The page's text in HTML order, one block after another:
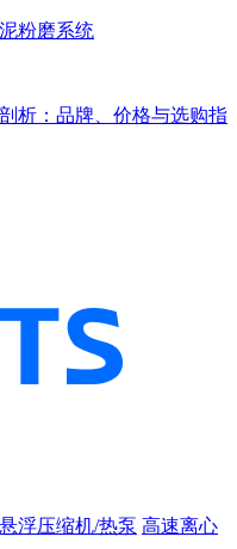
粉磨系统
析：品牌、价格与选购指
浮压缩机/热泵 高速离心